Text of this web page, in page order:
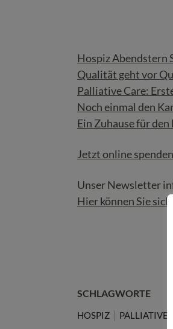
Hospiz Abendstern
Qualität geht vor
Palliative Care:
Noch einmal den
Ein Zuhause für
Jetzt online
Unser Newsletter
Hier können Sie sich
SCHLAGWORTE
HOSPIZ PALLIATIVE